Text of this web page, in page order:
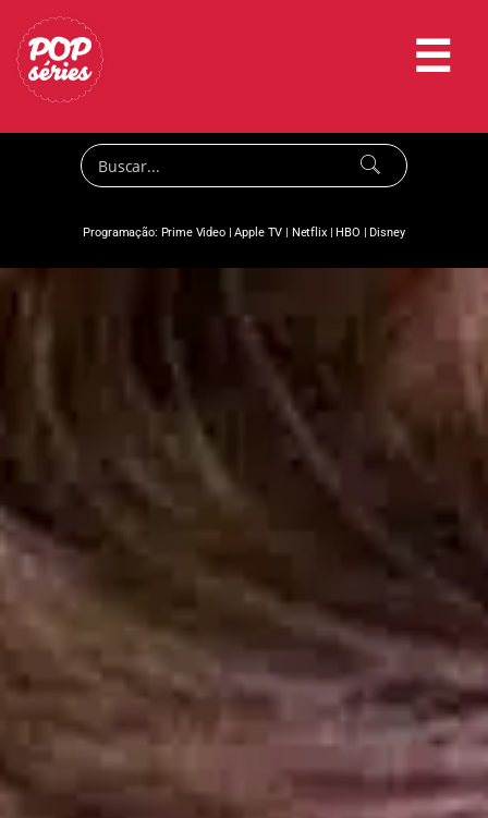
☰
Programação: Prime Video|Apple TV | Netflix|HBO |Disney